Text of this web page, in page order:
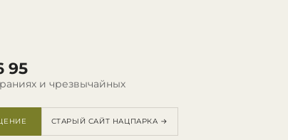
95
и чрезвычайных
СТАРЫЙ САЙТ НАЦПАРКА →